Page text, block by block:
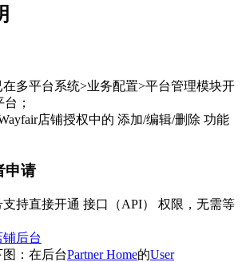
多平台系统>业务配置>平台管理模块开
；
店铺授权中的 添加/编辑/删除 功能
申请
持直接开通 接口（API） 权限，无需等
后台
：在后台Partner Home的User